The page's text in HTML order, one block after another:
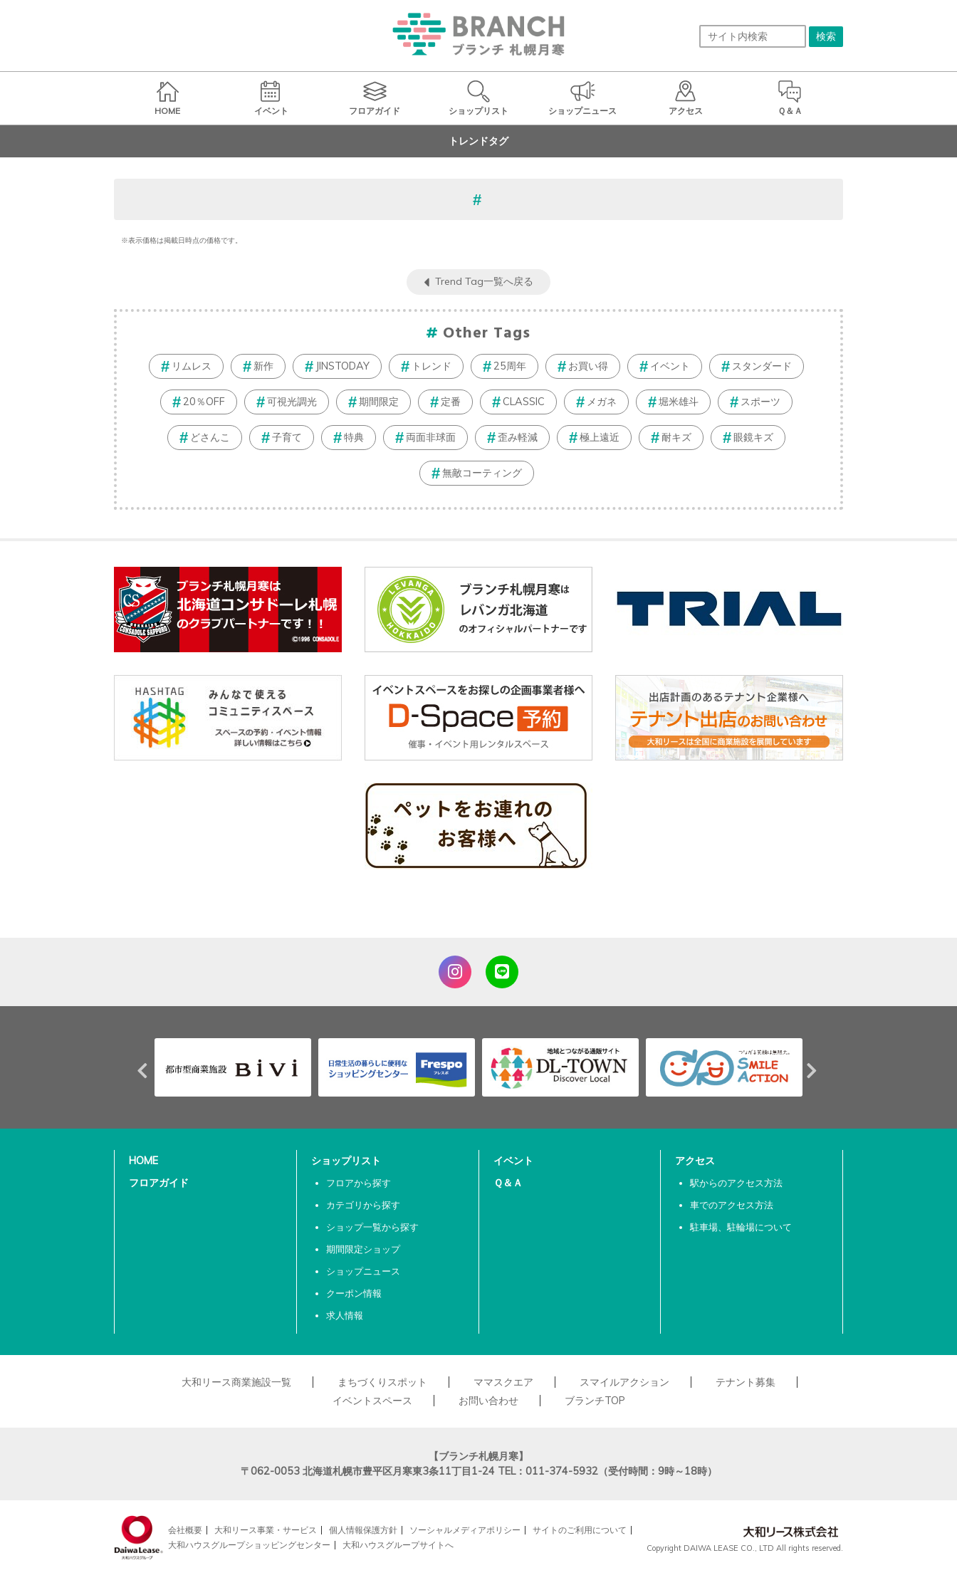
HOME イベント フロアガイド ショップリスト ショップニュース アクセス Ｑ＆Ａ
トレンドタグ
※表示価格は掲載日時点の価格です。
Trend Tag一覧へ戻る
Other Tags
リムレス 新作 JINSTODAY トレンド 25周年 お買い得 イベント スタンダード
20％OFF 可視光調光 期間限定 定番 CLASSIC メガネ 堀米雄斗 スポーツ
どさんこ 子育て 特典 両面非球面 歪み軽減 極上遠近 耐キズ 眼鏡キズ
無敵コーティング
HOME
フロアガイド
ショップリスト
フロアから探す
カテゴリから探す
ショップ一覧から探す
期間限定ショップ
ショップニュース
クーポン情報
求人情報
イベント
Ｑ＆Ａ
アクセス
駅からのアクセス方法
車でのアクセス方法
駐車場、駐輪場について
大和リース商業施設一覧 まちづくりスポット ママスクエア スマイルアクション
テナント募集
イベントスペース
お問い合わせ ブランチTOP
【ブランチ札幌月寒】
〒062-0053 北海道札幌市豊平区月寒東3条11丁目1-24 TEL：011-374-5932（受付時間：9時～18時）
会社概要 大和リース事業・サービス 個人情報保護方針 ソーシャルメディアポリシー
サイトのご利用について
大和ハウスグループショッピングセンター
大和ハウスグループサイトへ Copyright DAIWA LEASE CO., LTD All rights reserved.